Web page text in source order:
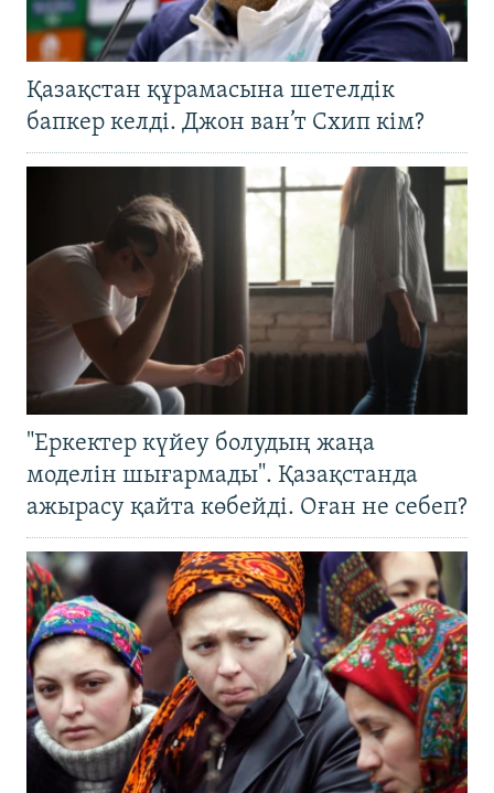
Қазақстан құрамасына шетелдік
бапкер келді. Джон ван’т Схип кім?
"Еркектер күйеу болудың жаңа
моделін шығармады". Қазақстанда
ажырасу қайта көбейді. Оған не себеп?